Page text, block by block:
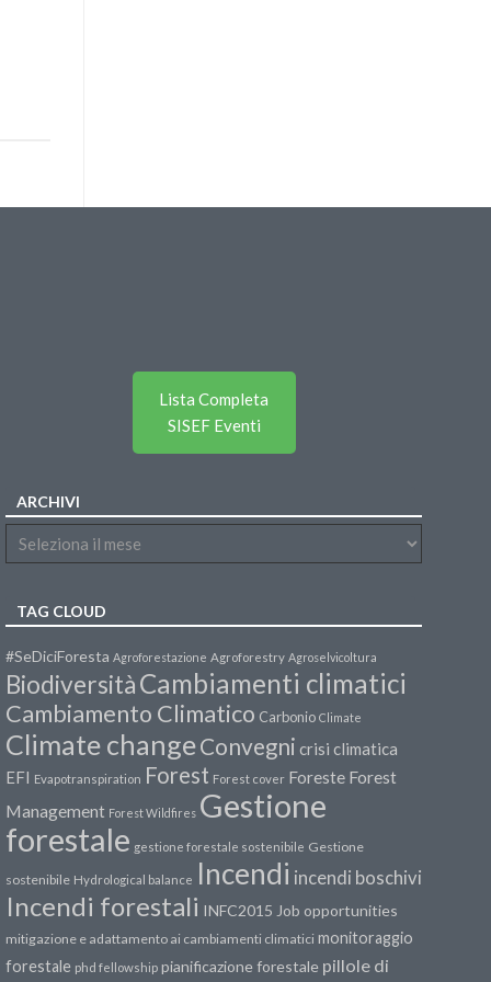
Lista Completa
SISEF Eventi
ARCHIVI
TAG CLOUD
#SeDiciForesta Agroforestazione Agroforestry Agroselvicoltura
BiodiversitàCambiamenti climatici
Cambiamento Climatico Carbonio Climate
Climate changeConvegni crisi climatica
EFI Evapotranspiration Forest Forest cover Foreste Forest
Management Forest Wildfires Gestione
forestale gestione forestale sostenibile Gestione
sostenibile Hydrological balance Incendi incendi boschivi
Incendi forestali INFC2015 Job opportunities
mitigazione e adattamento ai cambiamenti climatici monitoraggio
forestale phd fellowship pianificazione forestale pillole di